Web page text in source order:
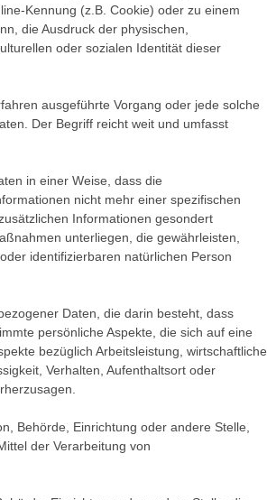
Kennung (z.B. Cookie) oder zu einem
die Ausdruck der physischen,
oder sozialen Identität dieser
ausgeführte Vorgang oder jede solche
Der Begriff reicht weit und umfasst
in einer Weise, dass die
nicht mehr einer spezifischen
Informationen gesondert
unterliegen, die gewährleisten,
identifizierbaren natürlichen Person
Daten, die darin besteht, dass
persönliche Aspekte, die sich auf eine
bezüglich Arbeitsleistung, wirtschaftliche
Verhalten, Aufenthaltsort oder
Behörde, Einrichtung oder andere Stelle,
der Verarbeitung von